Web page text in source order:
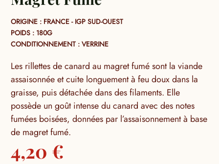
ORIGINE : FRANCE - IGP SUD-OUEST
POIDS : 180G
CONDITIONNEMENT : VERRINE
Les rillettes de canard au magret fumé sont la viande
assaisonnée et cuite longuement à feu doux dans la
graisse, puis détachée dans des filaments. Elle
possède un goût intense du canard avec des notes
fumées boisées, données par l’assaisonnement à base
de magret fumé.
4,20 €